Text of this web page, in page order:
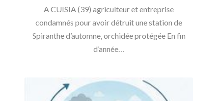
A CUISIA (39) agriculteur et entreprise
condamnés pour avoir détruit une station de
Spiranthe d’automne, orchidée protégée En fin
d’année…